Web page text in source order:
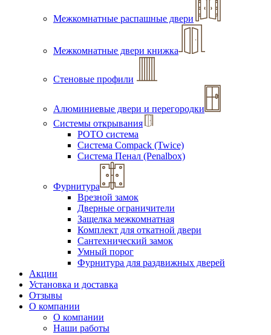
Межкомнатные распашные двери
Межкомнатные двери книжка
Стеновые профили
Алюминиевые двери и перегородки
Системы открывания
РОТО система
Система Compack (Twice)
Система Пенал (Penalbox)
Фурнитура
Врезной замок
Дверные ограничители
Защелка межкомнатная
Комплект для откатной двери
Сантехнический замок
Умный порог
Фурнитура для раздвижных дверей
Акции
Установка и доставка
Отзывы
О компании
О компании
Наши работы